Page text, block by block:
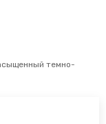
темно-